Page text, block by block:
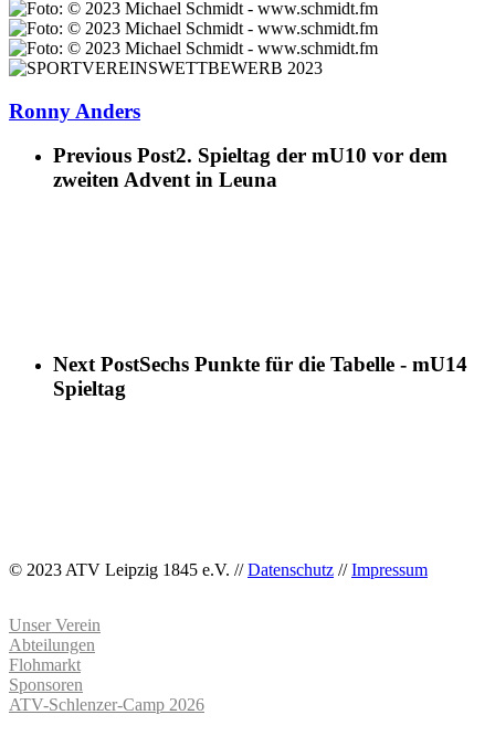
Ronny Anders
Previous Post2. Spieltag der mU10 vor dem
zweiten Advent in Leuna
Next PostSechs Punkte für die Tabelle - mU14
Spieltag
© 2023 ATV Leipzig 1845 e.V. //Datenschutz //Impressum
Unser Verein
Abteilungen
Flohmarkt
Sponsoren
ATV-Schlenzer-Camp 2026